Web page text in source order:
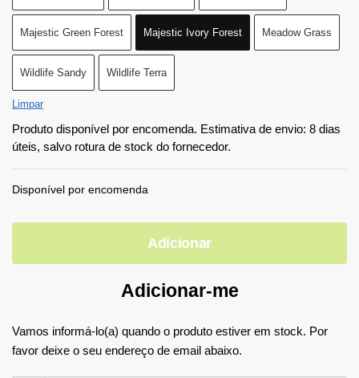
Majestic Green Forest Majestic Ivory Forest Meadow Grass
Wildlife Sandy Wildlife Terra
Limpar
Produto disponível por encomenda. Estimativa de envio: 8 dias
úteis, salvo rotura de stock do fornecedor.
Disponível por encomenda
Adicionar
Adicionar-me
Vamos informá-lo(a) quando o produto estiver em stock. Por
favor deixe o seu endereço de email abaixo.